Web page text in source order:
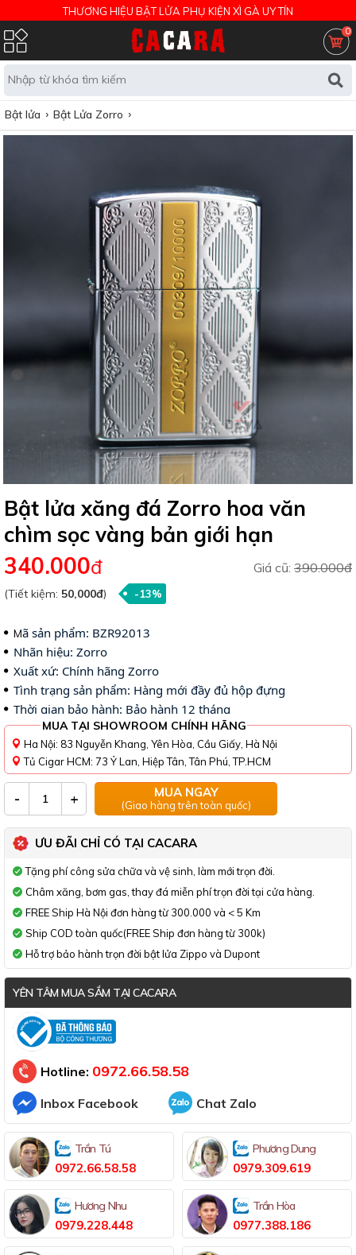
THƯƠNG HIỆU BẬT LỬA PHỤ KIỆN XÌ GÀ UY TÍN
0
Bật lửa Bật Lửa Zorro
Bật lửa xăng đá Zorro hoa văn
chìm sọc vàng bản giới hạn
Giá cũ: 390.000đ
340.000đ
(Tiết kiệm: 50,000đ) -13%
Mã sản phẩm: BZR92013
Nhãn hiệu: Zorro
Xuất xứ: Chính hãng Zorro
Tình trạng sản phẩm: Hàng mới đầy đủ hộp đựng
Thời gian bảo hành: Bảo hành 12 tháng
MUA TẠI SHOWROOM CHÍNH HÃNG
Ha Nội: 83 Nguyễn Khang, Yên Hòa, Cầu Giấy, Hà Nội
Tủ Cigar HCM: 73 Ỷ Lan, Hiệp Tân, Tân Phú, TP.HCM
- + MUA NGAY
(Giao hàng trên toàn quốc)
ƯU ĐÃI CHỈ CÓ TẠI CACARA
Tặng phí công sửa chữa và vệ sinh, làm mới trọn đời.
Châm xăng, bơm gas, thay đá miễn phí trọn đời tại cửa hàng.
FREE Ship Hà Nội đơn hàng từ 300.000 và < 5 Km
Ship COD toàn quốc(FREE Ship đơn hàng từ 300k)
Hỗ trợ bảo hành trọn đời bật lửa Zippo và Dupont
YÊN TÂM MUA SẮM TẠI CACARA
Đã thông báo Bộ Công Thương
Hotline: 0972.66.58.58
Inbox Facebook Chat Zalo
Trần Tú
0972.66.58.58
Phương Dung
0979.309.619
Hương Nhu
0979.228.448
Trần Hòa
0977.388.186